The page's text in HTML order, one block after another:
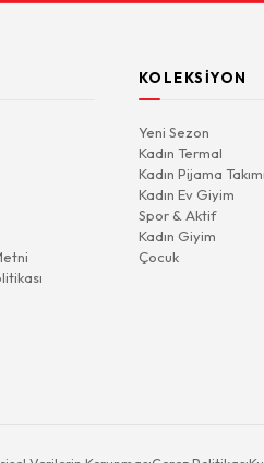
KOLEKSIYON
Yeni Sezon
Kadın Termal
Kadın Pijama Takımı
Kadın Ev Giyim
Spor & Aktif
Kadın Giyim
Çocuk